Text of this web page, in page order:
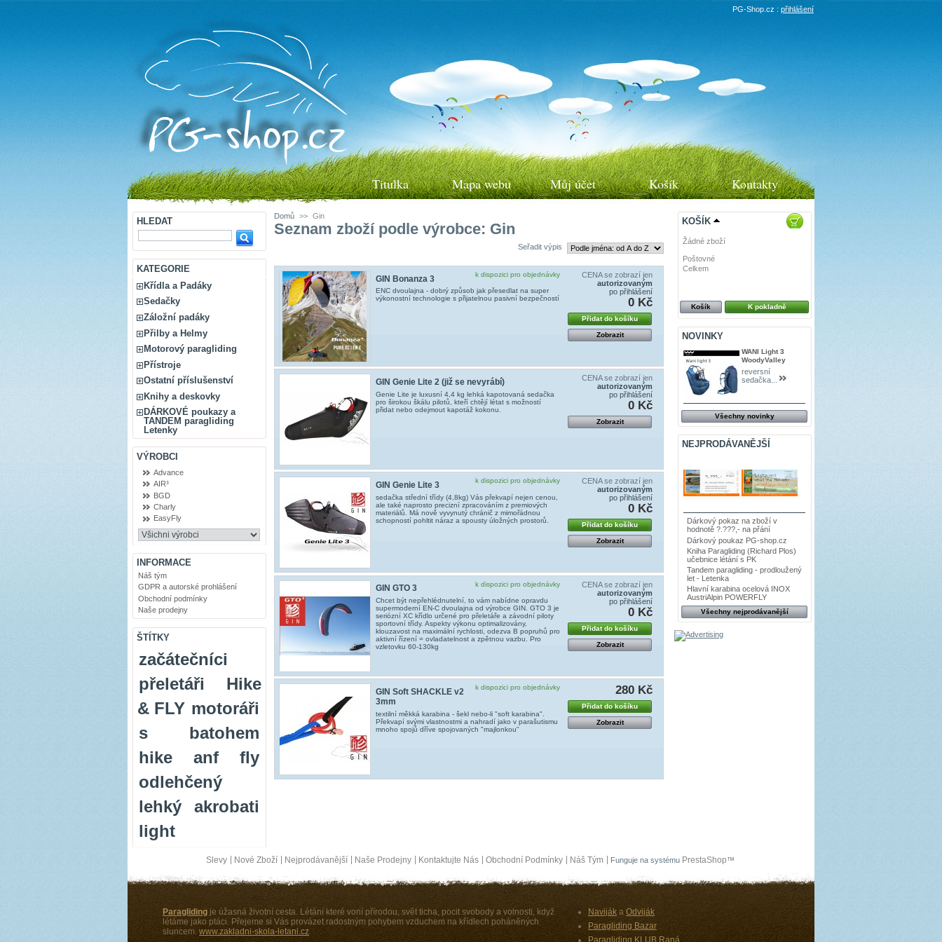
PG-Shop.cz : přihlášení
Titulka Mapa webu Můj účet Košík Kontakty
HLEDAT
KATEGORIE
Křídla a Padáky
Sedačky
Záložní padáky
Přilby a Helmy
Motorový paragliding
Přístroje
Ostatní příslušenství
Knihy a deskovky
DÁRKOVÉ poukazy a
TANDEM paragliding
Letenky
VÝROBCI
Advance
AIR³
BGD
Charly
EasyFly
INFORMACE
Náš tým
GDPR a autorské prohlášení
Obchodní podmínky
Naše prodejny
ŠTÍTKY
začátečníci
přeletáři
Hike
& FLY motoráři
s batohem
hike anf fly
odlehčený
lehký
akrobati
light
Domů >> Gin
Seznam zboží podle výrobce: Gin
Seřadit výpis
k dispozici pro objednávky
GIN Bonanza 3
ENC dvoulajna - dobrý způsob jak přesedlat na super
výkonostní technologie s přijatelnou pasivní bezpečností
CENA se zobrazí jen
autorizovaným
po přihlášení
0 Kč
Přidat do košíku
Zobrazit
GIN Genie Lite 2 (již se nevyrábí)
Genie Lite je luxusní 4,4 kg lehká kapotovaná sedačka
pro širokou škálu pilotů, kteří chtějí létat s možností
přidat nebo odejmout kapotáž kokonu.
CENA se zobrazí jen
autorizovaným
po přihlášení
0 Kč
Zobrazit
k dispozici pro objednávky
GIN Genie Lite 3
sedačka střední třídy (4,8kg) Vás překvapí nejen cenou,
ale také naprosto precizní zpracováním z premiových
materiálů. Má nově vyvynutý chránič z mimořádnou
schopností pohltit náraz a spousty úložných prostorů.
CENA se zobrazí jen
autorizovaným
po přihlášení
0 Kč
Přidat do košíku
Zobrazit
k dispozici pro objednávky
GIN GTO 3
Chcet být nepřehlédnutelní, to vám nabídne opravdu
supermoderní EN-C dvoulajna od výrobce GIN. GTO 3 je
seriózní XC křídlo určené pro přeletáře a závodní piloty
sportovní třídy. Aspekty výkonu optimalizovány,
klouzavost na maximální rychlosti, odezva B popruhů pro
aktivní řízení = ovladatelnost a zpětnou vazbu. Pro
vzletovku 60-130kg
CENA se zobrazí jen
autorizovaným
po přihlášení
0 Kč
Přidat do košíku
Zobrazit
k dispozici pro objednávky
GIN Soft SHACKLE v2
3mm
textilní měkká karabina - šekl nebo-li "soft karabina".
Překvapí svými vlastnostmi a nahradí jako v parašutismu
mnoho spojů dříve spojovaných "majlonkou"
280 Kč
Přidat do košíku
Zobrazit
KOŠÍK
Žádné zboží
Poštovné
Celkem
Košík K pokladně
NOVINKY
WANI Light 3
WoodyValley
reversní
sedačka...
Všechny novinky
NEJPRODÁVANĚJŠÍ
Dárkový pokaz na zboží v
hodnotě ?.???,- na přání
Dárkový poukaz PG-shop.cz
Kniha Paragliding (Richard Plos)
učebnice létání s PK
Tandem paragliding - prodloužený
let - Letenka
Hlavní karabina ocelová INOX
AustriAlpin POWERFLY
Všechny nejprodávanější
Slevy Nové Zboží Nejprodávanější Naše Prodejny Kontaktujte Nás Obchodní Podmínky Náš Tým Funguje na systému PrestaShop™
Paragliding je úžasná životní cesta. Létání které voní přírodou, svět ticha, pocit svobody a volnosti, když
létáme jako ptáci. Přejeme si Vás provázet radostným pohybem vzduchem na křídlech poháněných
sluncem. www.zakladni-skola-letani.cz
Naviják a Odviják
Paragliding Bazar
Paragliding KLUB Raná